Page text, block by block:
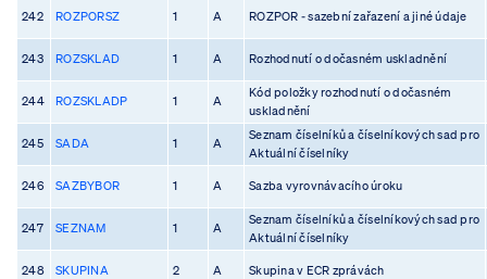
242 ROZPORSZ 1 A ROZPOR - sazební zařazení a jiné údaje
243 ROZSKLAD 1 A Rozhodnutí o dočasném uskladnění
244 ROZSKLADP 1 A
Kód položky rozhodnutí o dočasném
uskladnění
245 SADA 1 A
Seznam číselníků a číselníkových sad pro
Aktuální číselníky
246 SAZBYBOR 1 A Sazba vyrovnávacího úroku
247 SEZNAM 1 A
Seznam číselníků a číselníkových sad pro
Aktuální číselníky
248 SKUPINA 2 A Skupina v ECR zprávách